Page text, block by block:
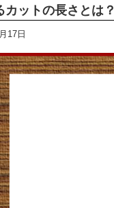
カットの長さとは？
17日